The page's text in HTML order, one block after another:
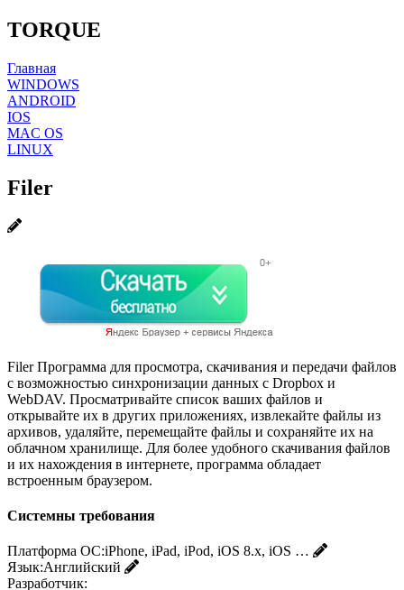
TORQUE
Главная
WINDOWS
ANDROID
IOS
MAC OS
LINUX
Filer
Filer Программа для просмотра, скачивания и передачи файлов
с возможностью синхронизации данных с Dropbox и
WebDAV. Просматривайте список ваших файлов и
открывайте их в других приложениях, извлекайте файлы из
архивов, удаляйте, перемещайте файлы и сохраняйте их на
облачном хранилище. Для более удобного скачивания файлов
и их нахождения в интернете, программа обладает
встроенным браузером.
Системны требования
Платформа ОС:iPhone, iPad, iPod, iOS 8.x, iOS …
Язык:Английский
Разработчик: